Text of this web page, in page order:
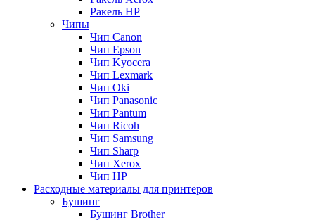
Ракель НР
Чипы
Чип Canon
Чип Epson
Чип Kyocera
Чип Lexmark
Чип Oki
Чип Panasonic
Чип Pantum
Чип Ricoh
Чип Samsung
Чип Sharp
Чип Xerox
Чип НР
Расходные материалы для принтеров
Бушинг
Бушинг Brother